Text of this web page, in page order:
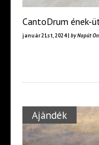
CantoDrum ének-
január 21st, 2024 | by Napút
Ajándék